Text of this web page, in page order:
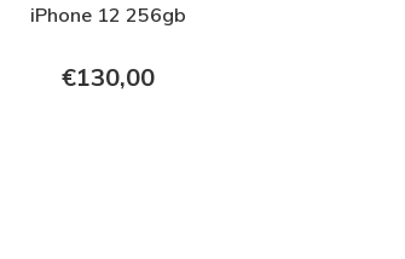
iPhone 12 256gb
€130,00